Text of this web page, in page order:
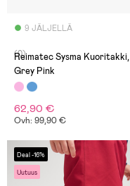
9 JÄLJELLÄ
(0)
Reimatec Sysma Kuoritakki,
Grey Pink
62,90 €
Ovh: 99,90 €
Deal -16%
Uutuus